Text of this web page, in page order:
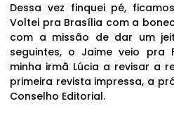
Dessa vez finquei pé,
Voltei pra Brasília com a
com a missão de dar um
seguintes, o Jaime veio pra
minha irmã Lúcia a revisar a
primeira revista impressa, a
Conselho Editorial.